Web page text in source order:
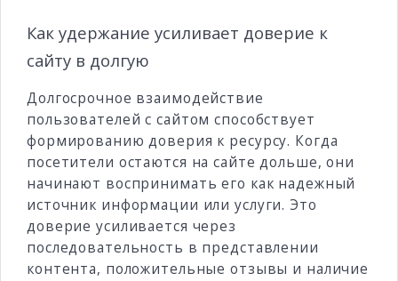
Как удержание усиливает доверие к
сайту в долгую
Долгосрочное взаимодействие
пользователей с сайтом способствует
формированию доверия к ресурсу. Когда
посетители остаются на сайте дольше, они
начинают воспринимать его как надежный
источник информации или услуги. Это
доверие усиливается через
последовательность в представлении
контента, положительные отзывы и наличие